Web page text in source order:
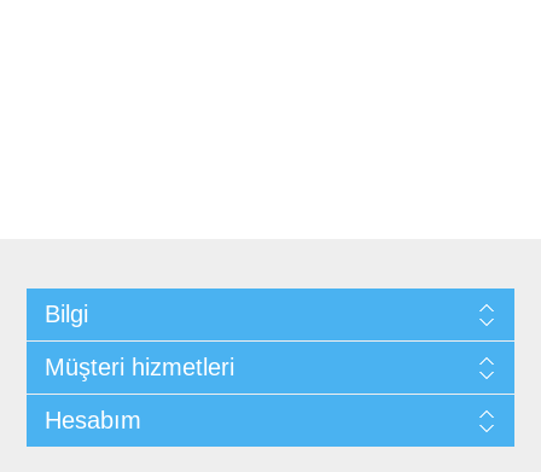
Bilgi
Müşteri hizmetleri
Hesabım